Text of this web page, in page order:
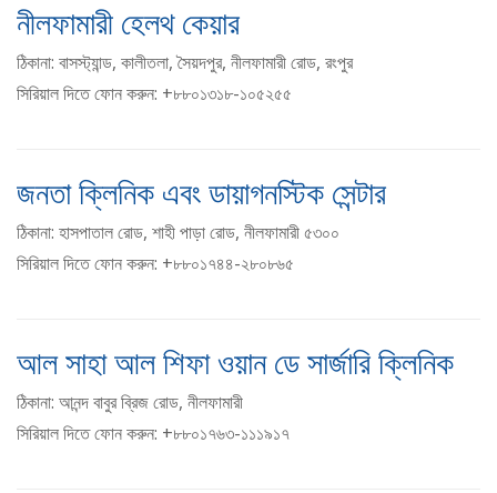
নীলফামারী হেলথ কেয়ার
ঠিকানা: বাসস্ট্যান্ড, কালীতলা, সৈয়দপুর, নীলফামারী রোড, রংপুর
সিরিয়াল দিতে ফোন করুন: +৮৮০১৩১৮-১০৫২৫৫
জনতা ক্লিনিক এবং ডায়াগনস্টিক সেন্টার
ঠিকানা: হাসপাতাল রোড, শাহী পাড়া রোড, নীলফামারী ৫৩০০
সিরিয়াল দিতে ফোন করুন: +৮৮০১৭৪৪-২৮০৮৬৫
আল সাহা আল শিফা ওয়ান ডে সার্জারি ক্লিনিক
ঠিকানা: আনন্দ বাবুর ব্রিজ রোড, নীলফামারী
সিরিয়াল দিতে ফোন করুন: +৮৮০১৭৬৩-১১১৯১৭